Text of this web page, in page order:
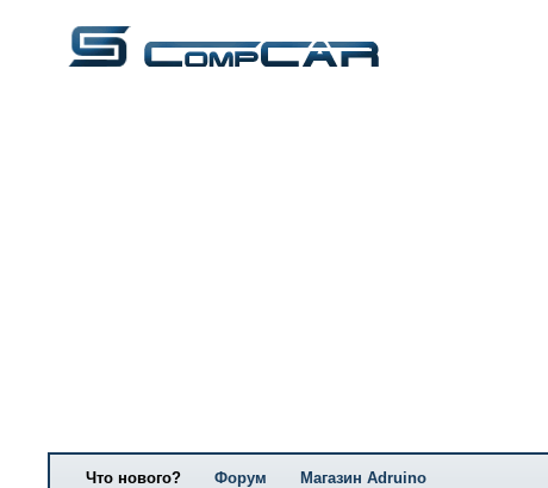
Что нового? Форум Магазин Adruino